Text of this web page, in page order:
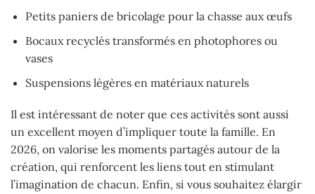
Petits paniers de bricolage pour la chasse aux œufs
Bocaux recyclés transformés en photophores ou
vases
Suspensions légères en matériaux naturels
Il est intéressant de noter que ces activités sont aussi
un excellent moyen d’impliquer toute la famille. En
2026, on valorise les moments partagés autour de la
création, qui renforcent les liens tout en stimulant
l’imagination de chacun. Enfin, si vous souhaitez élargir